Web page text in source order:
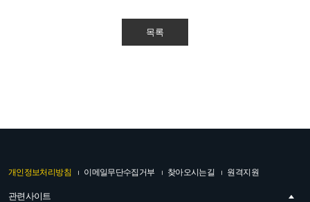
목록
개인정보처리방침 이메일무단수집거부 찾아오시는길 원격지원
관련사이트